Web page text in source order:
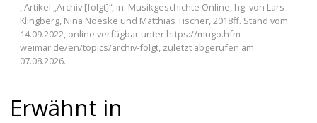
Erwähnt in
, Artikel „Archiv [folgt]“, in: Musikgeschichte Online, hg. von Lars
Klingberg, Nina Noeske und Matthias Tischer, 2018ff. Stand vom
14.09.2022, online verfügbar unter https://mugo.hfm-
weimar.de/en/topics/archiv-folgt, zuletzt abgerufen am
07.08.2026.